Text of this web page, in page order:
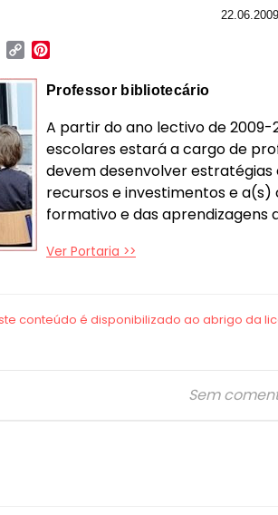
22.06.2009
LinkedIn
Copy
Professor bibliotecário
A partir do ano lectivo de 2009-
escolares estará a cargo de
devem desenvolver
recursos e investimentos e
formativo e das aprendizagens
Ver Portaria >>
Sem